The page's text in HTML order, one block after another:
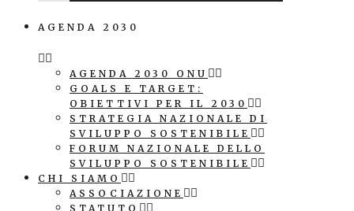
AGENDA 2030
AGENDA 2030 ONU
GOALS E TARGET:
OBIETTIVI PER IL 2030
STRATEGIA NAZIONALE DI
SVILUPPO SOSTENIBILE
FORUM NAZIONALE DELLO
SVILUPPO SOSTENIBILE
CHI SIAMO
ASSOCIAZIONE
STATUTO